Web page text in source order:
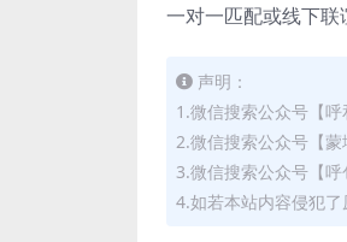
一对一匹配或线下
声明：
1.微信搜索公众号【
2.微信搜索公众号【
3.微信搜索公众号【呼
4.如若本站内容侵犯